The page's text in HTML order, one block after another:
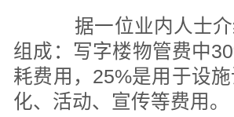
据一位业内人士介
组成：写字楼物管费中
耗费用，25%是用于设
化、活动、宣传等费用。